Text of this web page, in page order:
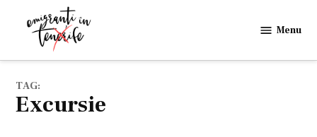
in
Menu
TAG:
excursie